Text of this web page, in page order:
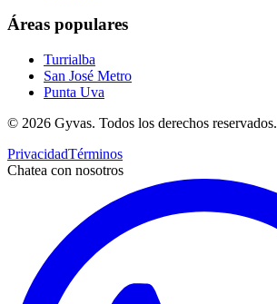
Áreas populares
Turrialba
San José Metro
Punta Uva
© 2026 Gyvas. Todos los derechos reservados.
PrivacidadTérminos
Chatea con nosotros